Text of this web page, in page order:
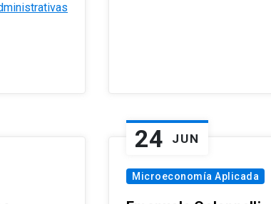
24 JUN
Microeconomía Aplicada